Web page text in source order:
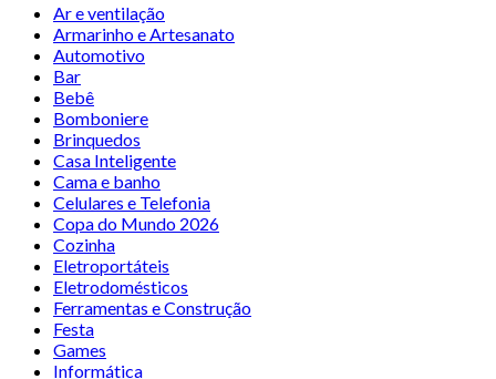
Ar e ventilação
Armarinho e Artesanato
Automotivo
Bar
Bebê
Bomboniere
Brinquedos
Casa Inteligente
Cama e banho
Celulares e Telefonia
Copa do Mundo 2026
Cozinha
Eletroportáteis
Eletrodomésticos
Ferramentas e Construção
Festa
Games
Informática